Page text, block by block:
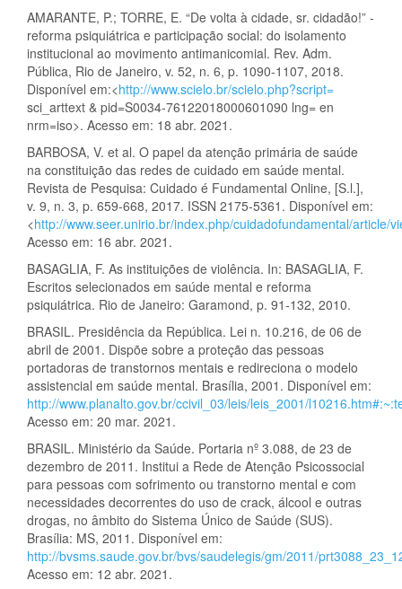
AMARANTE, P.; TORRE, E. “De volta à cidade, sr. cidadão!” -
reforma psiquiátrica e participação social: do isolamento
institucional ao movimento antimanicomial. Rev. Adm.
Pública, Rio de Janeiro, v. 52, n. 6, p. 1090-1107, 2018.
Disponível em:<http://www.scielo.br/scielo.php?script=
sci_arttext & pid=S0034-76122018000601090 lng= en
nrm=iso>. Acesso em: 18 abr. 2021.
BARBOSA, V. et al. O papel da atenção primária de saúde
na constituição das redes de cuidado em saúde mental.
Revista de Pesquisa: Cuidado é Fundamental Online, [S.l.],
v. 9, n. 3, p. 659-668, 2017. ISSN 2175-5361. Disponível em:
<http://www.seer.unirio.br/index.php/cuidadofundamental/article/
Acesso em: 16 abr. 2021.
BASAGLIA, F. As instituições de violência. In: BASAGLIA, F.
Escritos selecionados em saúde mental e reforma
psiquiátrica. Rio de Janeiro: Garamond, p. 91-132, 2010.
BRASIL. Presidência da República. Lei n. 10.216, de 06 de
abril de 2001. Dispõe sobre a proteção das pessoas
portadoras de transtornos mentais e redireciona o modelo
assistencial em saúde mental. Brasília, 2001. Disponível em:
http://www.planalto.gov.br/ccivil_03/leis/leis_2001/
Acesso em: 20 mar. 2021.
BRASIL. Ministério da Saúde. Portaria nº 3.088, de 23 de
dezembro de 2011. Institui a Rede de Atenção Psicossocial
para pessoas com sofrimento ou transtorno mental e com
necessidades decorrentes do uso de crack, álcool e outras
drogas, no âmbito do Sistema Único de Saúde (SUS).
Brasília: MS, 2011. Disponível em:
http://bvsms.saude.gov.br/bvs/saudelegis/gm/2011/
Acesso em: 12 abr. 2021.